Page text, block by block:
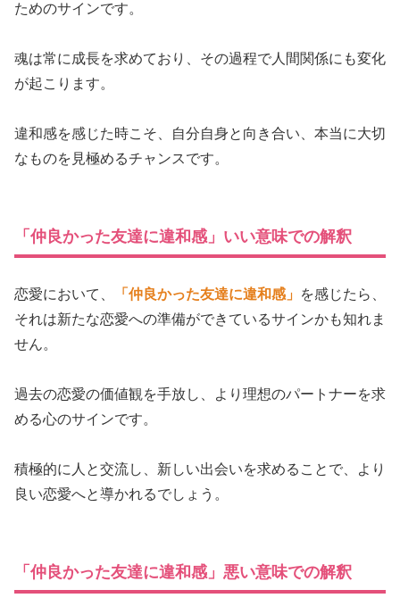
ためのサインです。
魂は常に成長を求めており、その過程で人間関係にも変化
が起こります。
違和感を感じた時こそ、自分自身と向き合い、本当に大切
なものを見極めるチャンスです。
「仲良かった友達に違和感」いい意味での解釈
恋愛において、 「仲良かった友達に違和感」 を感じたら、
それは新たな恋愛への準備ができているサインかも知れま
せん。
過去の恋愛の価値観を手放し、より理想のパートナーを求
める心のサインです。
積極的に人と交流し、新しい出会いを求めることで、より
良い恋愛へと導かれるでしょう。
「仲良かった友達に違和感」悪い意味での解釈